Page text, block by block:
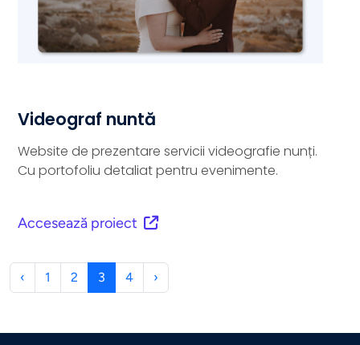
Videograf nuntă
Website de prezentare servicii videografie nunți.
Cu portofoliu detaliat pentru evenimente.
Accesează proiect
‹ 1 2 3 4 ›